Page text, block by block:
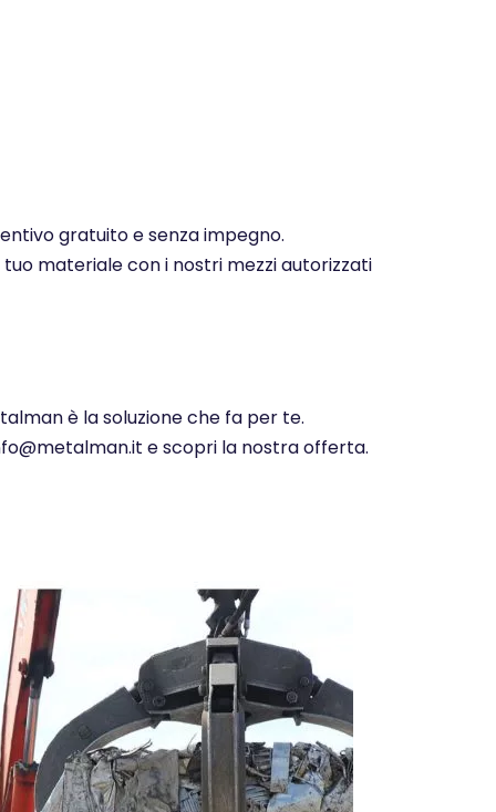
gratuito e senza impegno.
materiale con i nostri mezzi autorizzati
è la soluzione che fa per te.
e scopri la nostra offerta.